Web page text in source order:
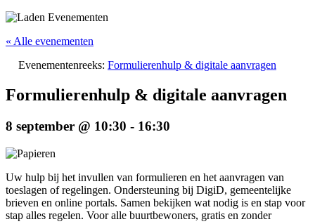
« Alle evenementen
Evenementenreeks: Formulierenhulp & digitale aanvragen
Formulierenhulp & digitale aanvragen
8 september @ 10:30 - 16:30
Uw hulp bij het invullen van formulieren en het aanvragen van
toeslagen of regelingen. Ondersteuning bij DigiD, gemeentelijke
brieven en online portals. Samen bekijken wat nodig is en stap voor
stap alles regelen. Voor alle buurtbewoners, gratis en zonder